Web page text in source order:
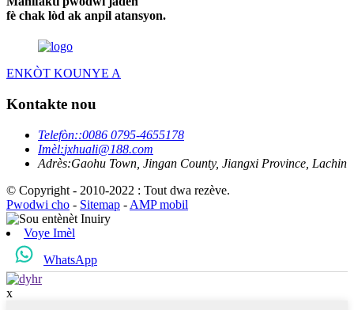
fè chak lòd ak anpil atansyon.
ENKÒT KOUNYE A
Kontakte nou
Telefòn::0086 0795-4655178
Imèl:jxhuali@188.com
Adrès:Gaohu Town, Jingan County, Jiangxi Province, Lachin
© Copyright - 2010-2022 : Tout dwa rezève.
Pwodwi cho - Sitemap - AMP mobil
Voye Imèl
WhatsApp
x